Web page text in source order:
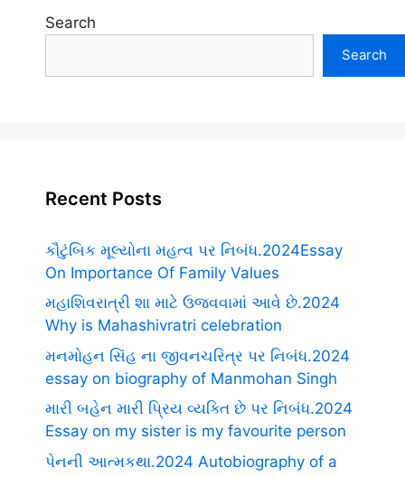
Search
Search
Recent Posts
કૌટુંબિક મૂલ્યોના મહત્વ પર નિબંધ.2024Essay
On Importance Of Family Values
મહાશિવરાત્રી શા માટે ઉજવવામાં આવે છે.2024
Why is Mahashivratri celebration
મનમોહન સિંહ ના જીવનચરિત્ર પર નિબંધ.2024
essay on biography of Manmohan Singh
મારી બહેન મારી પ્રિય વ્યક્તિ છે પર નિબંધ.2024
Essay on my sister is my favourite person
પેનની આત્મકથા.2024 Autobiography of a